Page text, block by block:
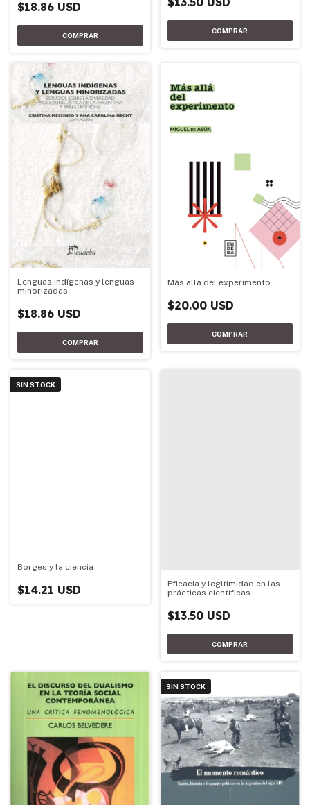
$18.86 USD
Lenguas indígenas y lenguas
minorizadas
$18.86 USD
Más allá del experimento
$20.00 USD
SIN STOCK
Borges y la ciencia
$14.21 USD
Eficacia y legitimidad en las
prácticas científicas
$13.50 USD
SIN STOCK